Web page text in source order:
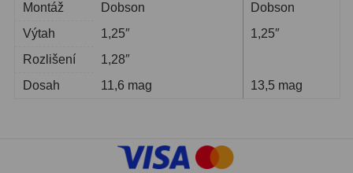
Montáž
Výtah
Rozlišení
Dosah
Dobson
1,25″
1,28″
11,6 mag
Dobson
1,25″
13,5 mag